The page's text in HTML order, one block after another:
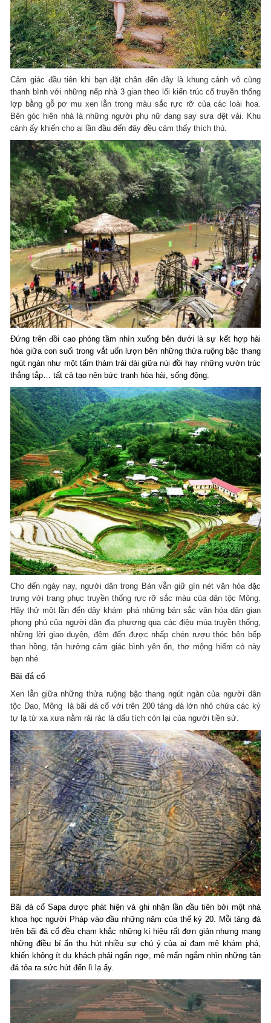
Cảm giác đầu tiên khi bạn đặt chân đến đây là khung cảnh vô cùng
thanh bình với những nếp nhà 3 gian theo lối kiến trúc cổ truyền thống
lợp bằng gỗ pơ mu xen lẫn trong màu sắc rực rỡ của các loài hoa.
Bên góc hiên nhà là những người phụ nữ đang say sưa dệt vải. Khu
cảnh ấy khiến cho ai lần đầu đến đây đều cảm thấy thích thú.
Đứng trên đồi cao phóng tầm nhìn xuống bên dưới là sự kết hợp hài
hòa giữa con suối trong vắt uốn lượn bên những thửa ruộng bậc thang
ngút ngàn như một tấm thảm trải dài giữa núi đồi hay những vườn trúc
thẳng tắp… tất cả tạo nên bức tranh hòa hài, sống động.
Cho đến ngày nay, người dân trong Bản vẫn giữ gìn nét văn hóa đặc
trưng với trang phục truyền thống rực rỡ sắc màu của dân tộc Mông.
Hãy thử một lần đến dây khám phá những bản sắc văn hóa dân gian
phong phú của người dân địa phương qua các điệu múa truyền thống,
những lời giao duyên, đêm đến được nhấp chén rượu thóc bên bếp
than hồng, tận hưởng cảm giác bình yên ổn, thơ mộng hiếm có này
bạn nhé
Bãi đá cổ
Xen lẫn giữa những thửa ruộng bậc thang ngút ngàn của người dân
tộc Dao, Mông là bãi đá cổ với trên 200 tảng đá lớn nhỏ chứa các ký
tự lạ từ xa xưa nằm rải rác là dấu tích còn lại của người tiền sử.
Bãi đá cổ Sapa được phát hiện và ghi nhận lần đầu tiên bởi một nhà
khoa học người Pháp vào đầu những năm của thế kỷ 20. Mỗi tảng đá
trên bãi đá cổ đều chạm khắc những kí hiệu rất đơn giản nhưng mang
những điều bí ẩn thu hút nhiều sự chú ý của ai đam mê khám phá,
khiến không ít du khách phải ngẩn ngơ, mê mẩn ngắm nhìn những tản
đá tỏa ra sức hút đến lì lạ ấy.